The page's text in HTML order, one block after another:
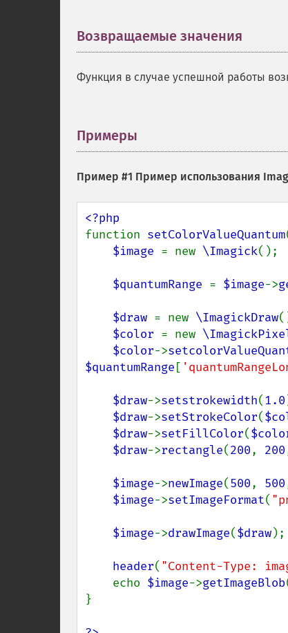
Возвращаемые значения
Функция в случае успешной работы
Примеры
Пример #1 Пример использования
function setColorValueQuantum
$image = new \Imagick();
$quantumRange = $image->
$draw = new \ImagickDraw
$color = new
$color->
$quantumRange [
$draw->setstrokewidth(1.0
$draw->setStrokeColor(
$draw->setFillColor(
$draw->rectangle(200, 200
$image->newImage(500, 500
$image->setImageFormat(
$image->drawImage($draw);
header( "Content-Type:
    echo
$image->getImageBlob
}